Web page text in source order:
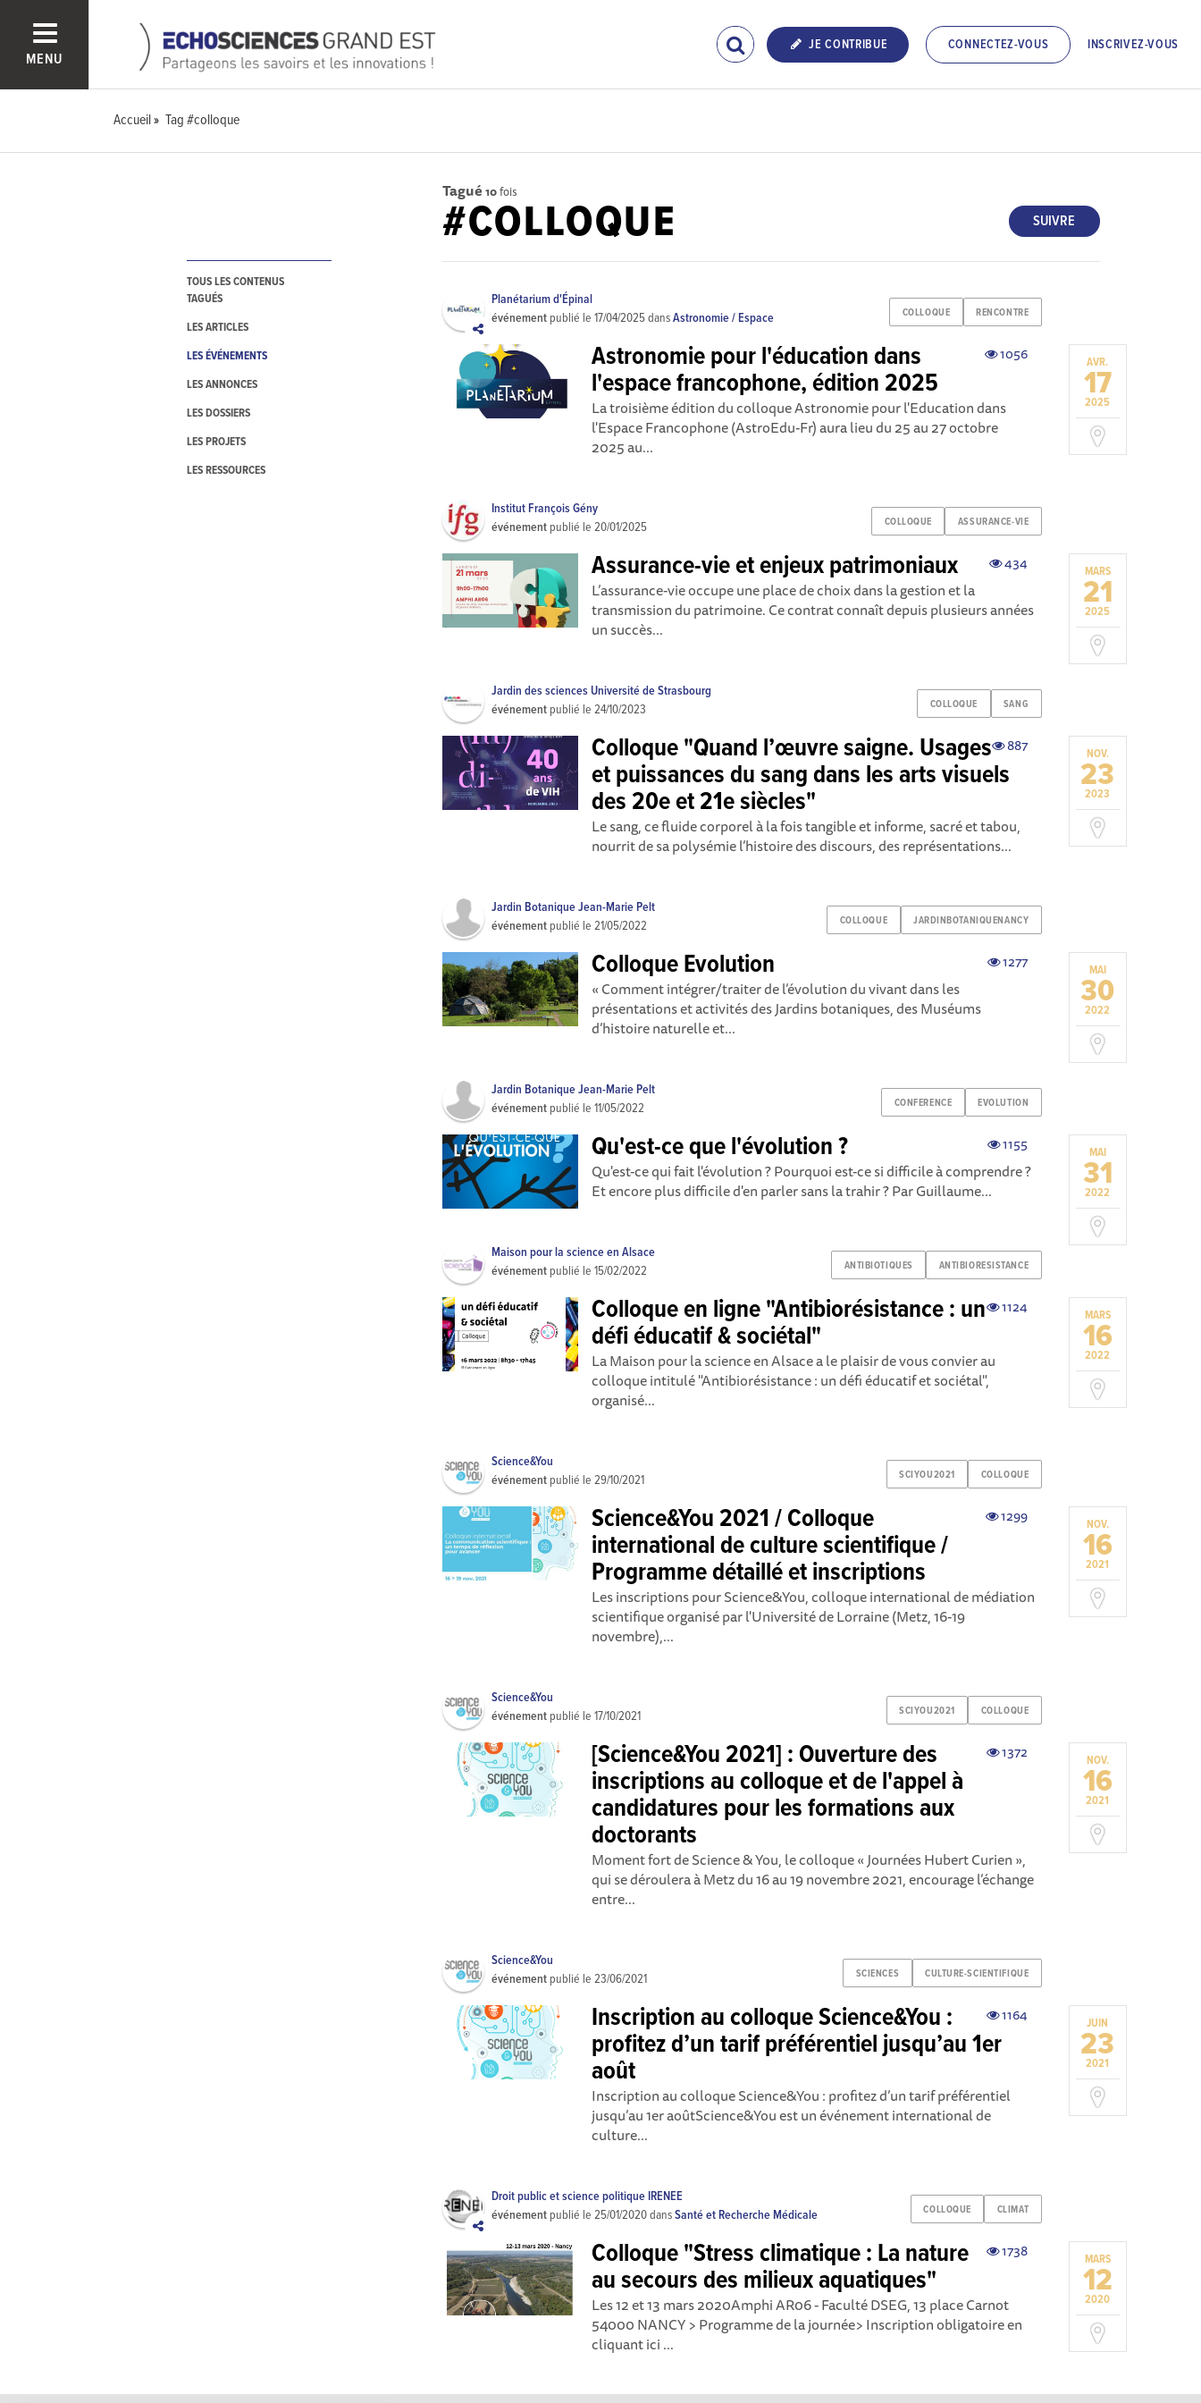
MENU
JE CONTRIBUE CONNECTEZ-VOUS INSCRIVEZ-VOUS
Accueil Tag #colloque
TOUS LES CONTENUS
TAGUÉS
LES ARTICLES
LES ÉVÉNEMENTS
LES ANNONCES
LES DOSSIERS
LES PROJETS
LES RESSOURCES
Tagué 10fois
SUIVRE
#COLLOQUE
COLLOQUE RENCONTRE
Planétarium d'Épinal
événement publié le17/04/2025dansAstronomie / Espace
AVR.
17
2025
1056
Astronomie pour l'éducation dans
l'espace francophone, édition 2025
La troisième édition du colloque Astronomie pour l'Education dans
l'Espace Francophone (AstroEdu-Fr) aura lieu du 25 au 27 octobre
2025 au...
COLLOQUE ASSURANCE-VIE
Institut François Gény
événement publié le20/01/2025
MARS
21
2025
434
Assurance-vie et enjeux patrimoniaux
L’assurance-vie occupe une place de choix dans la gestion et la
transmission du patrimoine. Ce contrat connaît depuis plusieurs années
un succès...
COLLOQUE SANG
Jardin des sciences Université de Strasbourg
événement publié le24/10/2023
NOV.
23
2023
887
Colloque "Quand l’œuvre saigne. Usages
et puissances du sang dans les arts visuels
des 20e et 21e siècles"
Le sang, ce fluide corporel à la fois tangible et informe, sacré et tabou,
nourrit de sa polysémie l’histoire des discours, des représentations...
COLLOQUE JARDINBOTANIQUENANCY
Jardin Botanique Jean-Marie Pelt
événement publié le21/05/2022
MAI
30
2022
1277
Colloque Evolution
« Comment intégrer/traiter de l’évolution du vivant dans les
présentations et activités des Jardins botaniques, des Muséums
d’histoire naturelle et...
CONFERENCE EVOLUTION
Jardin Botanique Jean-Marie Pelt
événement publié le11/05/2022
MAI
31
2022
1155
Qu'est-ce que l'évolution ?
Qu'est-ce qui fait l'évolution ? Pourquoi est-ce si difficile à comprendre ?
Et encore plus difficile d'en parler sans la trahir ? Par Guillaume...
ANTIBIOTIQUES ANTIBIORESISTANCE
Maison pour la science en Alsace
événement publié le15/02/2022
MARS
16
2022
1124
Colloque en ligne "Antibiorésistance : un
défi éducatif & sociétal"
La Maison pour la science en Alsace a le plaisir de vous convier au
colloque intitulé "Antibiorésistance : un défi éducatif et sociétal",
organisé...
SCIYOU2021 COLLOQUE
Science&You
événement publié le29/10/2021
NOV.
16
2021
1299
Science&You 2021 / Colloque
international de culture scientifique /
Programme détaillé et inscriptions
Les inscriptions pour Science&You, colloque international de médiation
scientifique organisé par l'Université de Lorraine (Metz, 16-19
novembre),...
SCIYOU2021 COLLOQUE
Science&You
événement publié le17/10/2021
NOV.
16
2021
1372
[Science&You 2021] : Ouverture des
inscriptions au colloque et de l'appel à
candidatures pour les formations aux
doctorants
Moment fort de Science & You, le colloque « Journées Hubert Curien »,
qui se déroulera à Metz du 16 au 19 novembre 2021, encourage l’échange
entre...
SCIENCES CULTURE-SCIENTIFIQUE
Science&You
événement publié le23/06/2021
JUIN
23
2021
1164
Inscription au colloque Science&You :
profitez d’un tarif préférentiel jusqu’au 1er
août
Inscription au colloque Science&You : profitez d’un tarif préférentiel
jusqu’au 1er aoûtScience&You est un événement international de
culture...
COLLOQUE CLIMAT
Droit public et science politique IRENEE
événement publié le25/01/2020dansSanté et Recherche Médicale
MARS
12
2020
1738
Colloque "Stress climatique : La nature
au secours des milieux aquatiques"
Les 12 et 13 mars 2020Amphi AR06 - Faculté DSEG, 13 place Carnot
54000 NANCY > Programme de la journée> Inscription obligatoire en
cliquant ici ...